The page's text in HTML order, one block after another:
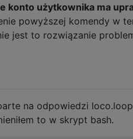
konto użytkownika ma
powyższej komendy w
jest to rozwiązanie
na odpowiedzi
to w skrypt bash.